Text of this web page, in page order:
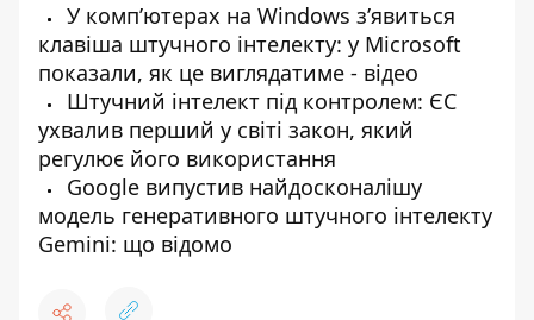
У компʼютерах на Windows зʼявиться
клавіша штучного інтелекту: у Microsoft
показали, як це виглядатиме - відео
Штучний інтелект під контролем: ЄС
ухвалив перший у світі закон, який
регулює його використання
Google випустив найдосконалішу
модель генеративного штучного інтелекту
Gemini: що відомо